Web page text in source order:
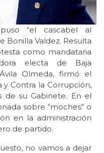
“el cascabel al
Bonilla Valdez. Resulta
como mandataria
electa de Baja
Olmeda, firmó el
y Contra la Corrupción,
de su Gabinete. En el
sobre “moches” o
en la administración
de partido.
no vamos a dejar